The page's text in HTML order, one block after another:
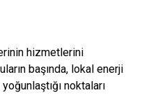
hizmetlerini
başında, lokal enerji
noktaları